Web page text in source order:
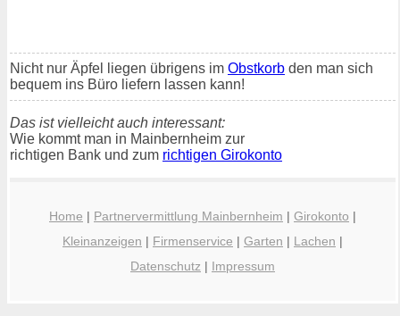
Nicht nur Äpfel liegen übrigens im Obstkorb den man sich
bequem ins Büro liefern lassen kann!
Das ist vielleicht auch interessant:
Wie kommt man in Mainbernheim zur
richtigen Bank und zum richtigen Girokonto
Home | Partnervermittlung Mainbernheim | Girokonto |
Kleinanzeigen | Firmenservice | Garten | Lachen |
Datenschutz | Impressum